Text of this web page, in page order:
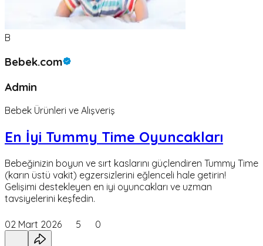
B
Bebek.com
Admin
Bebek Ürünleri ve Alışveriş
En İyi Tummy Time Oyuncakları
Bebeğinizin boyun ve sırt kaslarını güçlendiren Tummy Time
(karın üstü vakit) egzersizlerini eğlenceli hale getirin!
Gelişimi destekleyen en iyi oyuncakları ve uzman
tavsiyelerini keşfedin.
02 Mart 2026 5 0